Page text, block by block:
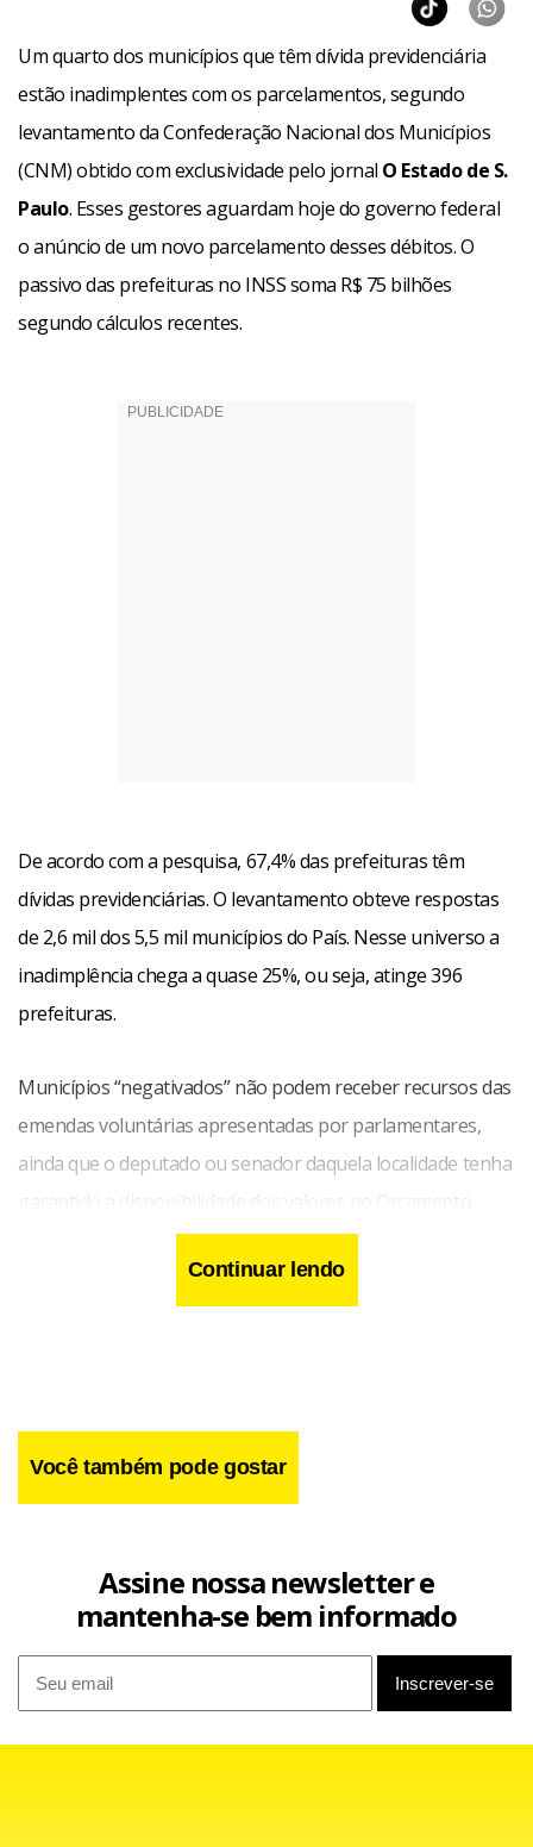
Um quarto dos municípios que têm dívida previdenciária
estão inadimplentes com os parcelamentos, segundo
levantamento da Confederação Nacional dos Municípios
(CNM) obtido com exclusividade pelo jornal O Estado de S.
Paulo. Esses gestores aguardam hoje do governo federal
o anúncio de um novo parcelamento desses débitos. O
passivo das prefeituras no INSS soma R$ 75 bilhões
segundo cálculos recentes.
De acordo com a pesquisa, 67,4% das prefeituras têm
dívidas previdenciárias. O levantamento obteve respostas
de 2,6 mil dos 5,5 mil municípios do País. Nesse universo a
inadimplência chega a quase 25%, ou seja, atinge 396
prefeituras.
Municípios “negativados” não podem receber recursos das
emendas voluntárias apresentadas por parlamentares,
ainda que o deputado ou senador daquela localidade tenha
garantido a disponibilidade dos valores no Orçamento.
“Os municípios não têm como pagar essa dívida”, diz o
Continuar lendo
Você também pode gostar
Assine nossa newsletter e
mantenha-se bem informado